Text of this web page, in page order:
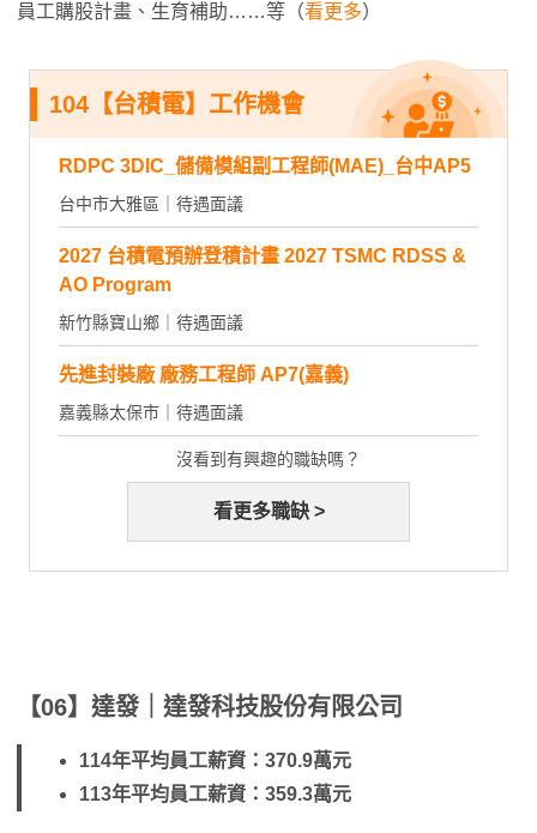
員工購股計畫、生育補助……等（看更多）
104【台積電】工作機會
RDPC 3DIC_儲備模組副工程師(MAE)_台中AP5
台中市大雅區｜待遇面議
2027 台積電預辦登積計畫 2027 TSMC RDSS &
AO Program
新竹縣寶山鄉｜待遇面議
先進封裝廠 廠務工程師 AP7(嘉義)
嘉義縣太保市｜待遇面議
沒看到有興趣的職缺嗎？
看更多職缺 >
【06】達發｜達發科技股份有限公司
114年平均員工薪資：370.9萬元
113年平均員工薪資：359.3萬元